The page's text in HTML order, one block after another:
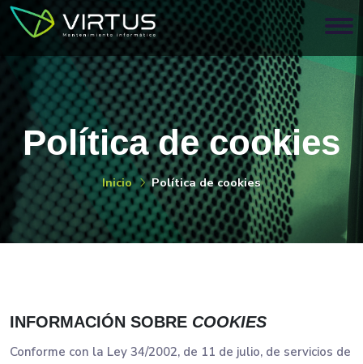
Política de cookies
Inicio Política de cookies
INFORMACIÓN SOBRE COOKIES
Conforme con la Ley 34/2002, de 11 de julio, de servicios de